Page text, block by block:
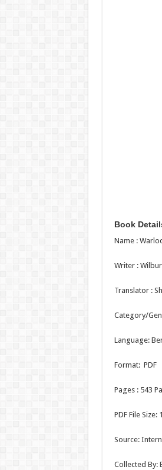
Book
Name :
Writer : Wilbur
Translator :
Category/
Language:
Format: PDF
Pages : 543
PDF File Size:
Source:
Collected By: